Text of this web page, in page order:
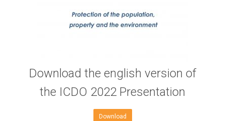
Download the english version of
the ICDO 2022 Presentation
Download